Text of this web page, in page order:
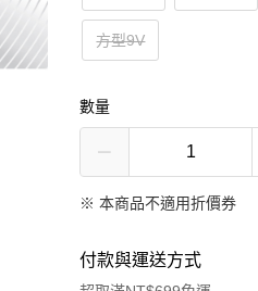
方型9V
數量
※ 本商品不適用折價券
付款與運送方式